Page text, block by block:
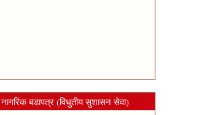
नागरिक बडापत्र (विधुतीय सुशासन सेवा)